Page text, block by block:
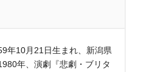
年10月21日生まれ、新潟県
年、演劇『悲劇・ブリタ